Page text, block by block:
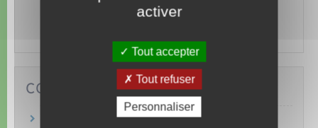
Permis bateau,Tourisme,
COMMENT FAIRE SI…
activer
Tout accepter
Tout refuser
Personnaliser